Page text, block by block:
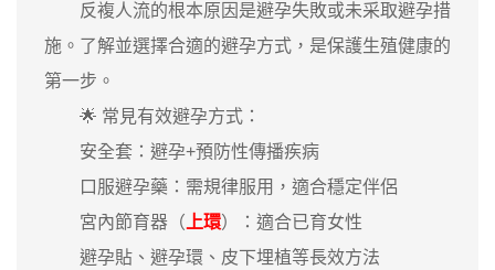
反複人流的根本原因是避孕失敗或未采取避孕措
施。了解並選擇合適的避孕方式，是保護生殖健康的
第一步。
🌟 常見有效避孕方式：
安全套：避孕+預防性傳播疾病
口服避孕藥：需規律服用，適合穩定伴侶
宮內節育器（ 上環）：適合已育女性
避孕貼、避孕環、皮下埋植等長效方法